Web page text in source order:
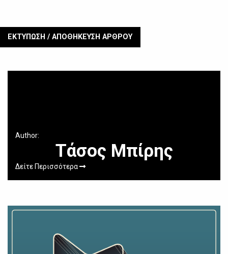
ΕΚΤΥΠΩΣΗ / ΑΠΟΘΗΚΕΥΣΗ ΑΡΘΡΟΥ
Author:
Τάσος Μπίρης
Δείτε Περισσότερα